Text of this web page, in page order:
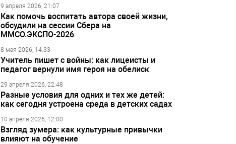
9 апреля 2026, 21:07
Как помочь воспитать автора своей жизни,
обсудили на сессии Сбера на
ММСО.ЭКСПО-2026
8 мая 2026, 14:33
Учитель пишет с войны: как лицеисты и
педагог вернули имя героя на обелиск
29 апреля 2026, 22:48
Разные условия для одних и тех же детей:
как сегодня устроена среда в детских садах
10 апреля 2026, 12:00
Взгляд зумера: как культурные привычки
влияют на обучение